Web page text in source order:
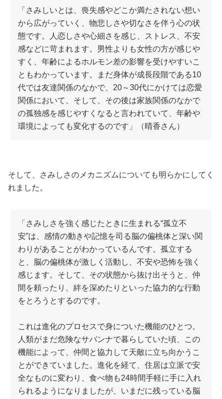
「さみしいとは、喪失感やどこか満たされない想い
から広がっていく、物悲しさや切なさを伴う心の状
態です。人恋しさや心細さを感じ、ストレス、不安
感などに苛まれます。男性よりも女性の方が感じや
すく、年齢によるホルモン差の影響を受けやすいこ
ともわかっています。まだ身体が成長段階である10
代では友達関係のなかで、20～30代にかけては恋愛
関係において、そして、その後は家族関係のなかで
の孤独感を感じやすくなると言われていて、年齢や
環境によっても変化するのです」（晴香さん）
そして、さみしさのメカニズムについても明らかにしてく
れました。
「さみしさを強く感じたときに生まれる“孤立不
安”は、感情の動きや記憶を司る脳の偏桃体と深い関
わりがあることがわかっているんです。孤立する
と、脳の偏桃体が激しく活動し、不安や恐怖を強く
感じます。そして、その状態から抜け出そうと、仲
間を頼ったり、絆を深めたりといった協力的な行動
をとろうとするのです。
これは進化のプロセスで身についた機能のひとつ。
人類がまだ危険なサバンナで暮らしていた頃、この
機能によって、仲間と協力して天敵に立ち向かうこ
とができていました。進化を経て、住居は立派で安
全なものに変わり、食べ物も24時間手軽に手に入れ
られるようになりましたが、いまだに残っている脳